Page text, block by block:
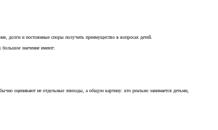
долги и постоянные споры получить преимущество в вопросах детей.
большое значение имеют:
оценивают не отдельные эпизоды, а общую картину: кто реально занимается детьми,